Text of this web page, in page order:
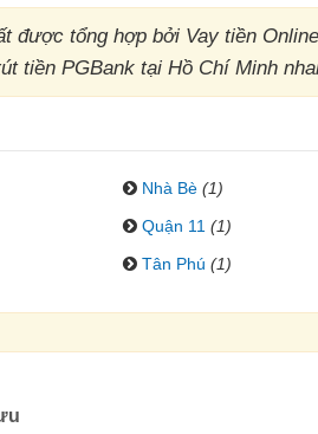
được tổng hợp bởi Vay tiền
tiền PGBank tại Hồ Chí Minh
Nhà Bè (1)
Quận 11 (1)
Tân Phú (1)